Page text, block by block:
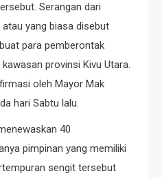
Serangan dari
yang biasa disebut
para pemberontak
provinsi Kivu Utara.
oleh Mayor Mak
hari Sabtu lalu.
40
pimpinan yang memiliki
sengit tersebut